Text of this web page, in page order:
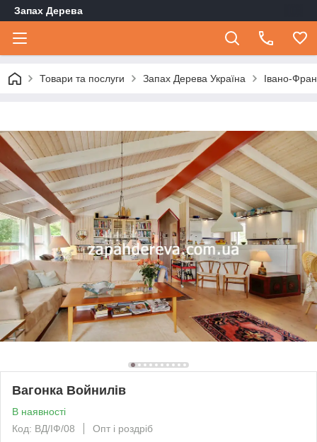
Запах Дерева
Товари та послуги Запах Дерева Україна Івано-
Вагонка Войнилів
В наявності
Код: ВД/ІФ/08
Опт і роздріб